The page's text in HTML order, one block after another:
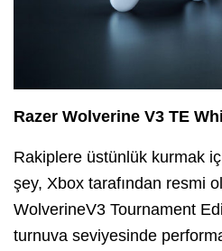
Razer Wolverine V3 TE
Rakiplere üstünlük kurmak
şey, Xbox tarafından resmi
WolverineV3 Tournament
turnuva seviyesinde